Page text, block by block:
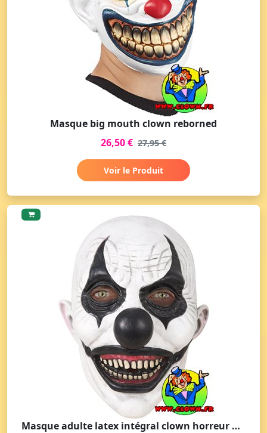
Masque big mouth clown reborned
26,50 € 27,95 €
Voir le Produit
Masque adulte latex intégral clown horreur noir et blanc